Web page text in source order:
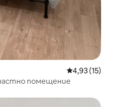
Средна
4,93 (15)
помещение